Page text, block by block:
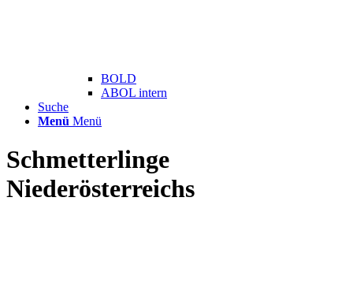
BOLD
ABOL intern
Suche
Menü Menü
Schmetterlinge
Niederösterreichs